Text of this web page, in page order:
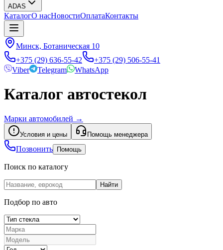
ADAS
КаталогО насНовостиОплатаКонтакты
Минск, Ботаническая 10
+375 (29) 636-55-42
+375 (29) 506-55-41
Viber
Telegram WhatsApp
Каталог автостекол
Марки автомобилей →
Условия и цены Помощь менеджера
Позвонить Помощь
Поиск по каталогу
Найти
Подбор по авто